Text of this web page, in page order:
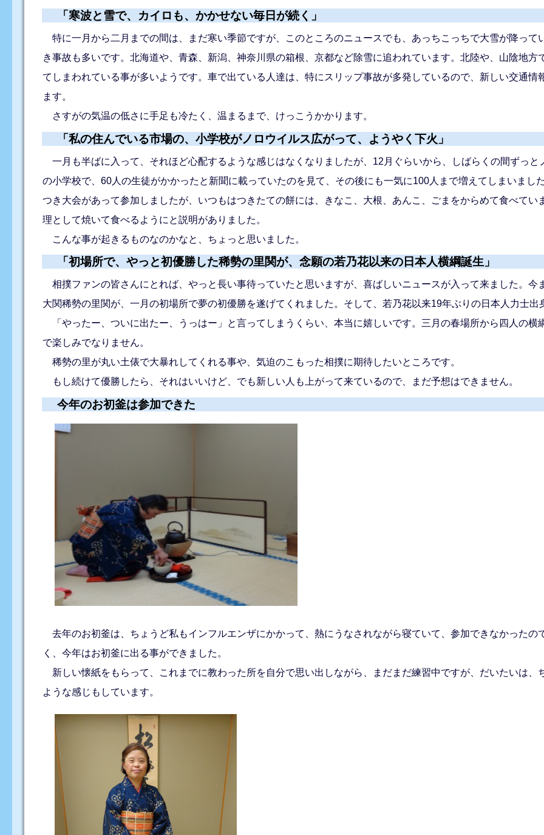
「寒波と雪で、カイロも、かかせない毎日が続く」
特に一月から二月までの間は、まだ寒い季節ですが、このところのニュースでも、あっちこっちで大雪が降って
き事故も多いです。北海道や、青森、新潟、神奈川県の箱根、京都など除雪に追われています。北陸や、山陰地方
てしまわれている事が多いようです。車で出ている人達は、特にスリップ事故が多発しているので、新しい交通
ます。
さすがの気温の低さに手足も冷たく、温まるまで、けっこうかかります。
「私の住んでいる市場の、小学校がノロウイルス広がって、ようやく下火」
一月も半ばに入って、それほど心配するような感じはなくなりましたが、12月ぐらいから、しばらくの間ずっ
の小学校で、60人の生徒がかかったと新聞に載っていたのを見て、その後にも一気に100人まで増えてしまいまし
つき大会があって参加しましたが、いつもはつきたての餅には、きなこ、大根、あんこ、ごまをからめて食べて
理として焼いて食べるようにと説明がありました。
こんな事が起きるものなのかなと、ちょっと思いました。
「初場所で、やっと初優勝した稀勢の里関が、念願の若乃花以来の日本人横綱誕生」
相撲ファンの皆さんにとれば、やっと長い事待っていたと思いますが、喜ばしいニュースが入って来ました。今
大関稀勢の里関が、一月の初場所で夢の初優勝を遂げてくれました。そして、若乃花以来19年ぶりの日本人力士出
「やったー、ついに出たー、うっはー」と言ってしまうくらい、本当に嬉しいです。三月の春場所から四人の横
で楽しみでなりません。
稀勢の里が丸い土俵で大暴れしてくれる事や、気迫のこもった相撲に期待したいところです。
もし続けて優勝したら、それはいいけど、でも新しい人も上がって来ているので、まだ予想はできません。
今年のお初釜は参加できた
去年のお初釜は、ちょうど私もインフルエンザにかかって、熱にうなされながら寝ていて、参加できなかったの
く、今年はお初釜に出る事ができました。
新しい懐紙をもらって、これまでに教わった所を自分で思い出しながら、まだまだ練習中ですが、だいたいは、
ような感じもしています。